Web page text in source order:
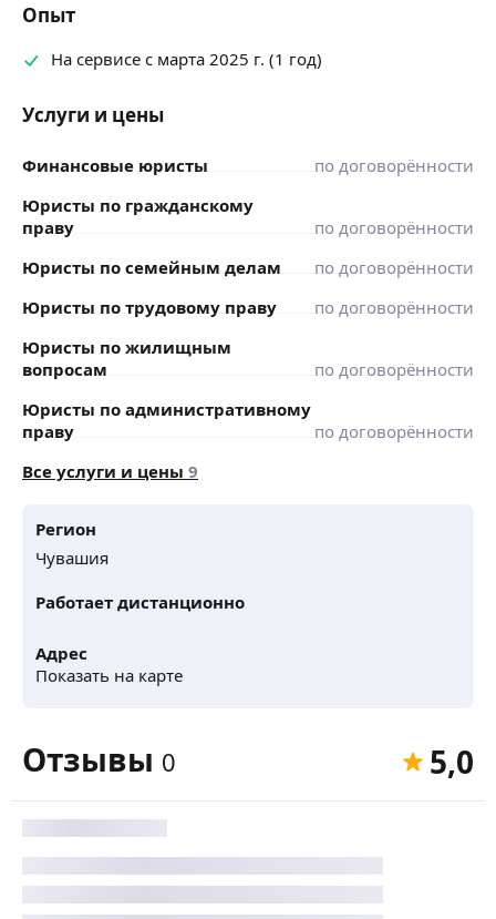
Опыт
На сервисе с марта 2025 г. (1 год)
Услуги и цены
Финансовые юристы
по договорённости
Юристы по гражданскому
праву
по договорённости
Юристы по семейным делам
по договорённости
Юристы по трудовому праву
по договорённости
Юристы по жилищным
вопросам
по договорённости
Юристы по административному
праву
по договорённости
Все услуги и цены 9
Регион
Чувашия
Работает дистанционно
Адрес
Показать на карте
Отзывы 0 5,0